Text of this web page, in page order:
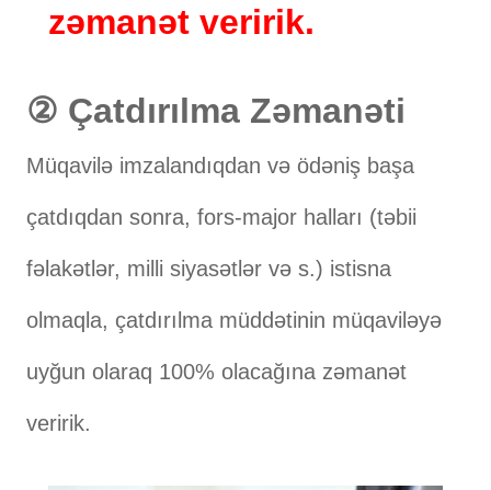
zəmanət veririk.
② Çatdırılma Zəmanəti
Müqavilə imzalandıqdan və ödəniş başa
çatdıqdan sonra, fors-major halları (təbii
fəlakətlər, milli siyasətlər və s.) istisna
olmaqla, çatdırılma müddətinin müqaviləyə
uyğun olaraq 100% olacağına zəmanət
veririk.